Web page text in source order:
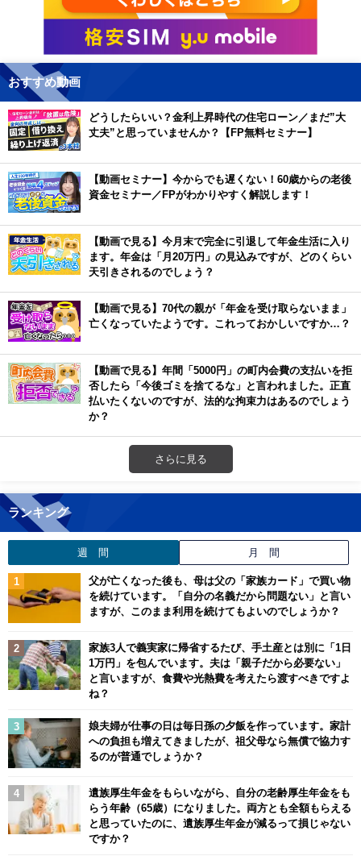
おすすめ動画
どうしたらいい？金利上昇時代の住宅ローン／まだ”大
丈夫”と思っていませんか？【FP無料セミナー】
【動画セミナー】今からでも遅くない！60歳からの老後
資金セミナー／FPがわかりやすく解説します！
【動画で見る】今月末で完全に引退して年金生活に入り
ます。年金は「月20万円」の見込みですが、どのくらい
天引きされるのでしょう？
【動画で見る】70代の親が「年金を受け取らないまま」
亡くなっていたようです。これっておかしいですか…？
【動画で見る】年間「5000円」の町内会費の支払いを拒
否したら「今後ゴミを捨てるな」と言われました。正直
払いたくないのですが、法的な拘束力はあるのでしょう
か？
さらに見る
ランキング
週 間 月 間
父が亡くなった後も、母は父の「家族カード」で買い物
を続けています。「自分の名義だから問題ない」と言い
ますが、このまま利用を続けてもよいのでしょうか？
家族3人で義実家に帰省するたび、手土産とは別に「1日
1万円」を包んでいます。夫は「親子だから必要ない」
と言いますが、食費や光熱費を考えたら渡すべきですよ
ね？
娘夫婦が仕事の日は毎日孫の夕飯を作っています。家計
への負担も増えてきましたが、祖父母なら無償で協力す
るのが普通でしょうか？
遺族厚生年金をもらいながら、自分の老齢厚生年金をも
らう年齢（65歳）になりました。両方とも全額もらえる
と思っていたのに、遺族厚生年金が減るって損じゃない
ですか？